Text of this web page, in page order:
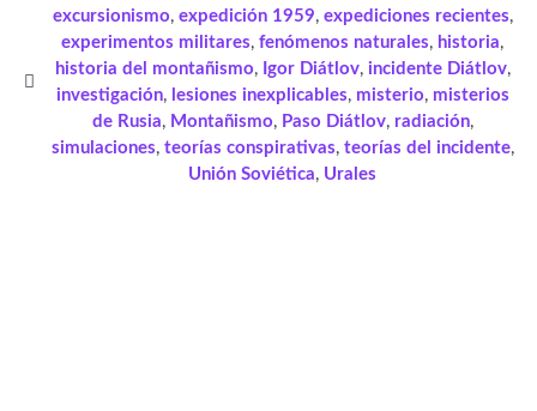
excursionismo, expedición 1959, expediciones recientes,
experimentos militares,fenómenos naturales, historia,
historia del montañismo, Igor Diátlov, incidente Diátlov,
investigación, lesiones inexplicables, misterio, misterios
de Rusia, Montañismo, Paso Diátlov, radiación,
simulaciones, teorías conspirativas, teorías del incidente,
Unión Soviética, Urales